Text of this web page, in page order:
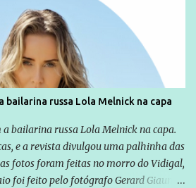
vez mais preocupantes, do tipo que
ver neste espaço, vou trabalhar a ideia
só informações, mas que gere de
do conhecimento... Exemplo: o
só ser informado sobre operações
podem retirar ou não direitos, ou
é preciso levar até as pessoas, do mais
que diz a nossa Constituição, quais são
...
bailarina russa Lola Melnick na capa
a bailarina russa Lola Melnick na capa.
e a revista divulgou uma palhinha das
fotos foram feitas no morro do Vidigal,
foi feito pelo fotógrafo Gerard Giaume